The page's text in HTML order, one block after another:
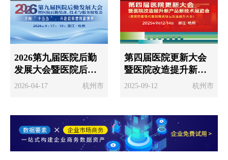
2026第九届医院后勤
发展大会暨医院后勤
装备、技术与服务展
2026-04-17 杭州市
第四届医院更新大会
暨医院改造提升新产
品新技术展览会
2025-09-12 杭州市